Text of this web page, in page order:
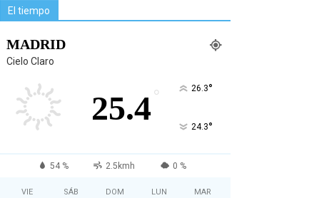
El tiempo
MADRID
Cielo Claro
25.4° 26.3°
24.3°
54 % 2.5kmh 0 %
VIE SÁB DOM LUN MAR